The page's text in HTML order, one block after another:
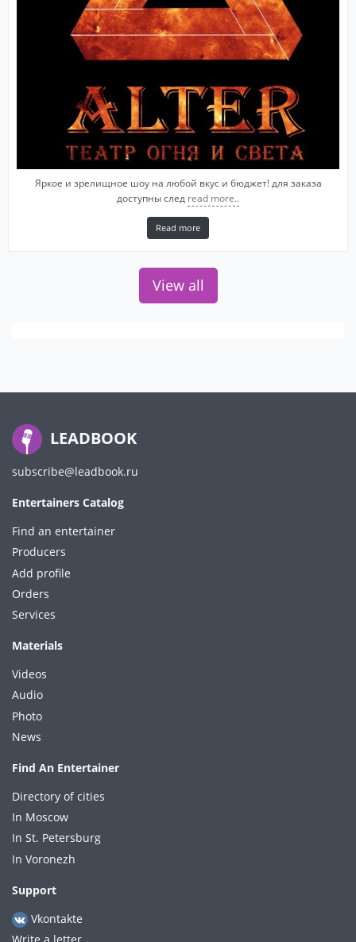
Яркое и зрелищное шоу на любой вкус и бюджет! для заказа
доступны след read more..
Read more
View all
LEADBOOK
subscribe@leadbook.ru
Entertainers Catalog
Find an entertainer
Producers
Add profile
Orders
Services
Materials
Videos
Audio
Photo
News
Find An Entertainer
Directory of cities
In Moscow
In St. Petersburg
In Voronezh
Support
Vkontakte